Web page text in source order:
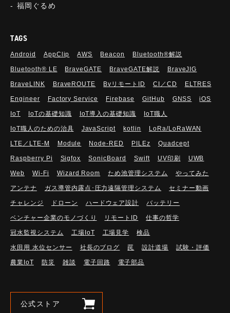
福岡ぐるめ
TAGS
Android AppClip AWS Beacon Bluetooth®解説
Bluetooth®︎ LE BraveGATE BraveGATE解説 BraveJIG
BraveLINK BraveROUTE BvリモートID CI／CD ELTRES
Engineer Factory Service Firebase GitHub GNSS iOS
IoT IoTの基礎知識 IoT導入の基礎知識 IoT職人
IoT職人のための治具 JavaScript kotlin LoRa/LoRaWAN
LTE／LTE-M Module Node-RED PILEz Quadcept
Raspberry Pi Sigfox SonicBoard Swift UV印刷 UWB
Web Wi-Fi Wizard Room ため池管理システム やってみた
アンテナ ガス導管内露点･圧力遠隔管理システム セミナー動画
チャレンジ ドローン ハードウェア設計 バッテリー
ベンチャー企業のモノづくり リモートID 仕事の哲学
冠水監視システム 工場IoT 工場見学 検品
水田用 水位センサー 社長のブログ 罠 設計道場 試験・評価
農業IoT 防災 雑談 電子回路 電子部品
公式ストア